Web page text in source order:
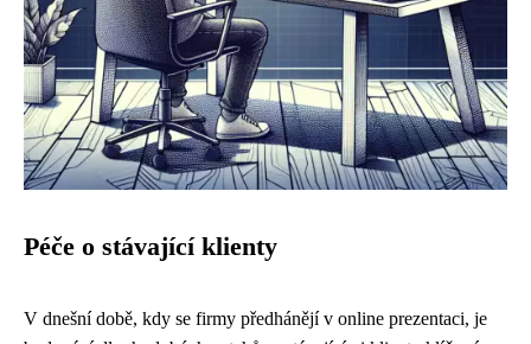
Péče o stávající klienty
V dnešní době, kdy se firmy předhánějí v online prezentaci, je